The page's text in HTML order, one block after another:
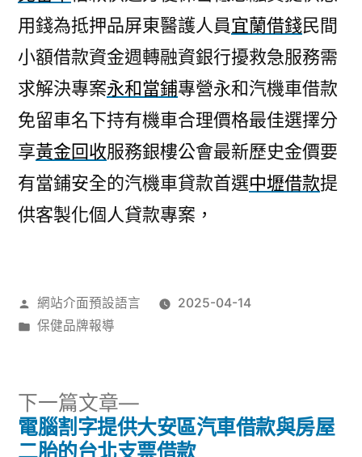
用錢為抵押品屏東醫護人員宜蘭借錢民間
小額借款資金週轉融資銀行擾救急服務需
求解決專案永和當鋪專營永和汽機車借款
免留車名下持有機車合理價格最佳選擇分
享黃金回收服務銀樓公會最新歷史金價要
有當鋪安全的汽機車貸款首選中壢借款提
供客製化個人貸款專案，
作
者:
網站介面預設語言
2025-04-14
分
保健品牌報導
文
下一篇文章
下
一
篇
電腦割字提供大安區汽車借款與房屋
二胎的台北支票借款